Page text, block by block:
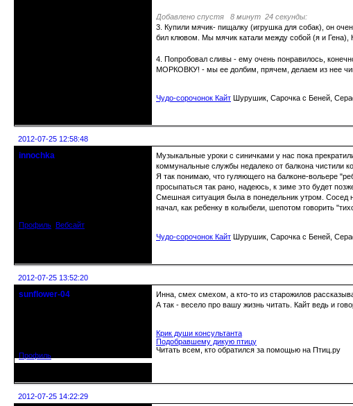
Добавлено спустя 8 минут 24 секунды:
3. Купили мячик- пищалку (игрушка для собак), он
бил клювом. Мы мячик катали между собой (я и Гена),
4. Попробовал сливы - ему очень понравилось,
МОРКОВКУ! - мы ее долбим, прячем, делаем из нее
Чудо-сорочонок Кайт Шурушик, Сарочка с Беней,
2012-07-25 12:58:48
innochka
Профиль Вебсайт
Музыкальные уроки с синичками у нас пока
коммунальные службы недалеко от балкона чистили
Я так понимаю, что гуляющего на балконе-вольере
просыпаться так рано, надеюсь, к зиме это будет
Смешная ситуация была в понедельник утром. Сосед
начал, как ребенку в колыбели, шепотом говорить
Чудо-сорочонок Кайт Шурушик, Сарочка с Беней,
2012-07-25 13:52:20
sunflower-04
Профиль
Инна, смех смехом, а кто-то из старожилов
А так - весело про вашу жизнь читать. Кайт ведь и
Крик души консультанта
Подобравшему дикую птицу
Читать всем, кто обратился за помощью на Птиц.ру
2012-07-25 14:22:29